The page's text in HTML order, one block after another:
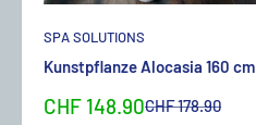
SPA SOLUTIONS
Kunstpflanze Alocasia 160 cm
Sonderpreis
CHF 148.90Normalpreis
CHF 178.90